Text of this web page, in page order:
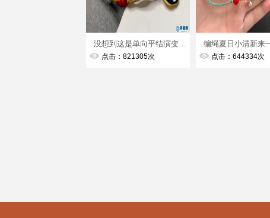
点击：821305次 点击：644334次